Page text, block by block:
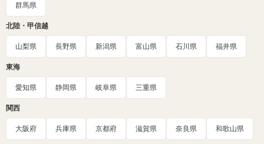
群馬県
北陸・甲信越
山梨県 長野県 新潟県 富山県 石川県 福井県
東海
愛知県 静岡県 岐阜県 三重県
関西
大阪府 兵庫県 京都府 滋賀県 奈良県 和歌山県